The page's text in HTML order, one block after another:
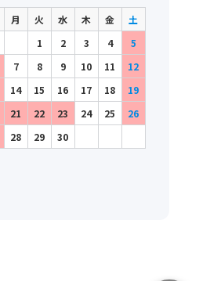
月 火 水 木 金
土
1
2 3 4
5
7 8 9 10 11
12
14 15 16 17 18
19
21 22 23 24 25
26
28 29 30